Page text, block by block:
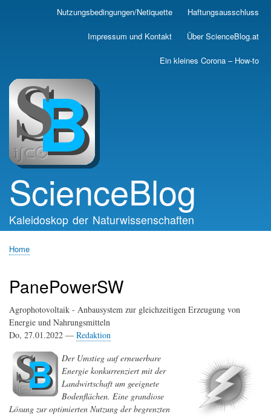
Skip
main
Nutzungsbedingungen/Netiquette Haftungsausschluss
Impressum und Kontakt Über ScienceBlog.at
Ein kleines Corona – How-to
ScienceBlog
Kaleidoskop der Naturwissenschaften
Home
PanePowerSW
Agrophotovoltaik - Anbausystem zur gleichzeitigen Erzeugung von
Energie und Nahrungsmitteln
Do, 27.01.2022 — Redaktion
Der Umstieg auf erneuerbare
Energie konkurrenziert mit der
Landwirtschaft um geeignete
Bodenflächen. Eine grandiose
Lösung zur optimierten Nutzung der begrenzten